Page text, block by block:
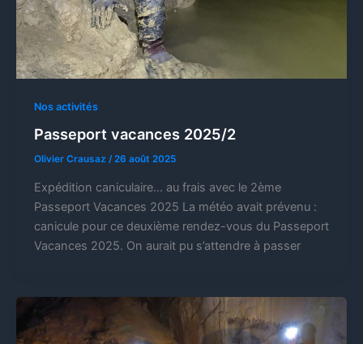
Nos activités
Passeport vacances 2025/2
Olivier Crausaz /26 août 2025
Expédition caniculaire… au frais avec le 2ème
Passeport Vacances 2025 La météo avait prévenu :
canicule pour ce deuxième rendez-vous du Passeport
Vacances 2025. On aurait pu s’attendre à passer